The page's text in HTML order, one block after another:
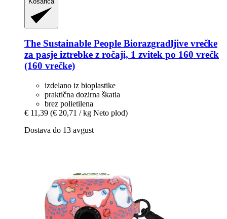
The Sustainable People Biorazgradljive vrečke
za pasje iztrebke z ročaji, 1 zvitek po 160 vrečk
(160 vrečke)
izdelano iz bioplastike
praktična dozirna škatla
brez polietilena
€ 11,39 (€ 20,71 / kg Neto plod)
Dostava do 13 avgust